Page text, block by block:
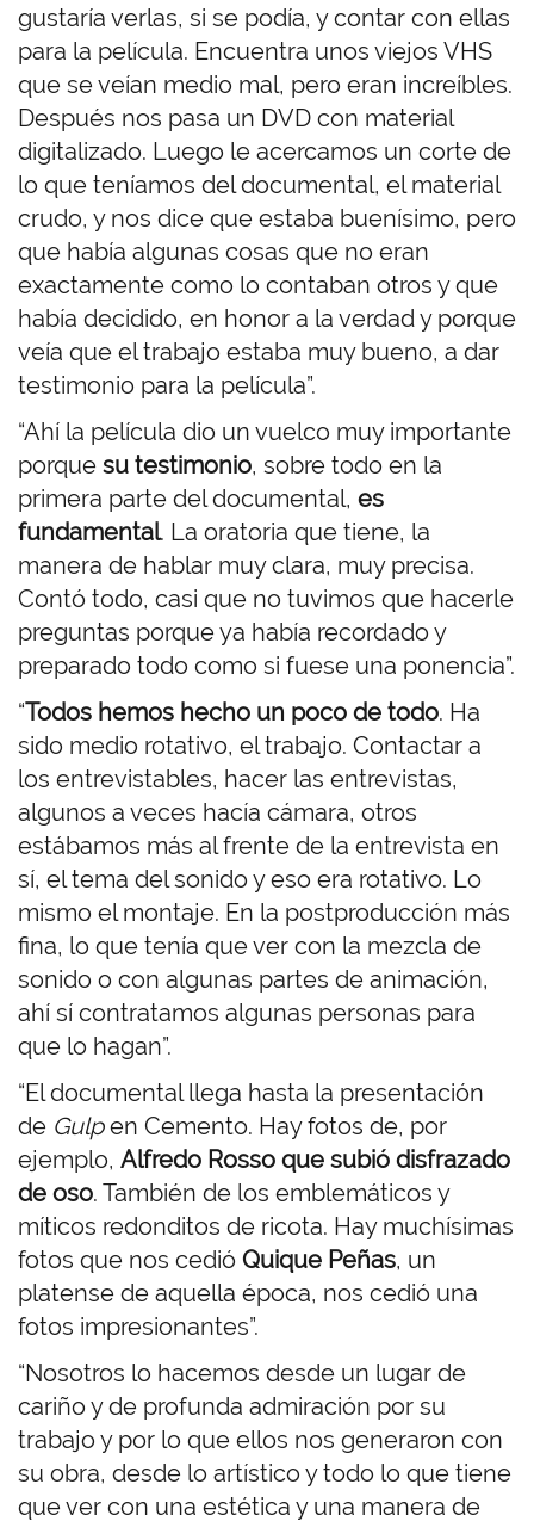
gustaría verlas, si se podía, y contar con ellas
para la película. Encuentra unos viejos VHS
que se veían medio mal, pero eran increíbles.
Después nos pasa un DVD con material
digitalizado. Luego le acercamos un corte de
lo que teníamos del documental, el material
crudo, y nos dice que estaba buenísimo, pero
que había algunas cosas que no eran
exactamente como lo contaban otros y que
había decidido, en honor a la verdad y porque
veía que el trabajo estaba muy bueno, a dar
testimonio para la película”.
“Ahí la película dio un vuelco muy importante
porque su testimonio, sobre todo en la
primera parte del documental, es
fundamental. La oratoria que tiene, la
manera de hablar muy clara, muy precisa.
Contó todo, casi que no tuvimos que hacerle
preguntas porque ya había recordado y
preparado todo como si fuese una ponencia”.
“Todos hemos hecho un poco de todo. Ha
sido medio rotativo, el trabajo. Contactar a
los entrevistables, hacer las entrevistas,
algunos a veces hacía cámara, otros
estábamos más al frente de la entrevista en
sí, el tema del sonido y eso era rotativo. Lo
mismo el montaje. En la postproducción más
fina, lo que tenía que ver con la mezcla de
sonido o con algunas partes de animación,
ahí sí contratamos algunas personas para
que lo hagan”.
“El documental llega hasta la presentación
de Gulpen Cemento. Hay fotos de, por
ejemplo, Alfredo Rosso que subió disfrazado
de oso. También de los emblemáticos y
míticos redonditos de ricota. Hay muchísimas
fotos que nos cedió Quique Peñas, un
platense de aquella época, nos cedió una
fotos impresionantes”.
“Nosotros lo hacemos desde un lugar de
cariño y de profunda admiración por su
trabajo y por lo que ellos nos generaron con
su obra, desde lo artístico y todo lo que tiene
que ver con una estética y una manera de